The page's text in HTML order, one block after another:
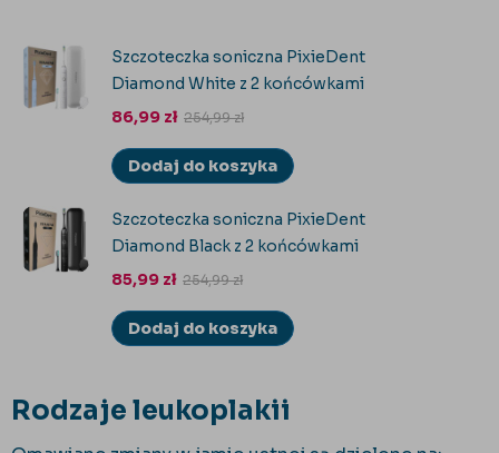
Szczoteczka soniczna PixieDent
Diamond White z 2 końcówkami
86,99 zł 254,99zł
Dodaj do koszyka
Szczoteczka soniczna PixieDent
Diamond Black z 2 końcówkami
85,99 zł 254,99zł
Dodaj do koszyka
Rodzaje leukoplakii